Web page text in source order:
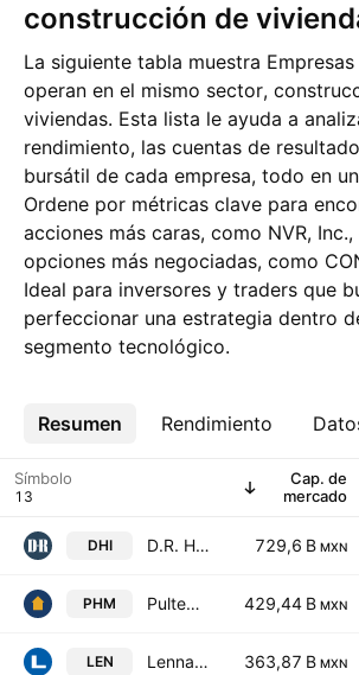
construcción de
La siguiente tabla muestra
operan en el mismo sector,
viviendas. Esta lista le ayuda a
rendimiento, las cuentas de
bursátil de cada empresa, todo en
Ordene por métricas clave para
acciones más caras, como NVR,
opciones más negociadas, como
Ideal para inversores y traders que
perfeccionar una estrategia dentro
segmento tecnológico.
Resumen Rendimiento
Más
Símbolo
Cap. de
mercado
DHI D.R. Horton, Inc. 729,6 B MXN
PHM PulteGroup, Inc. 429,44 B MXN
LEN Lennar Corporation Class A 363,87 B MXN